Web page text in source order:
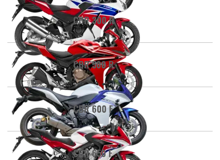
CBR 300 R
CBR 500 R
CBR 600 F
CBR 650 F